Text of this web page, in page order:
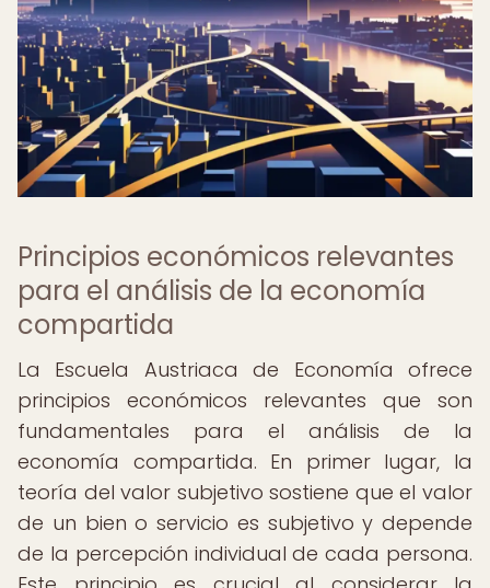
Principios económicos relevantes
para el análisis de la economía
compartida
La Escuela Austriaca de Economía ofrece
principios económicos relevantes que son
fundamentales para el análisis de la
economía compartida. En primer lugar, la
teoría del valor subjetivo sostiene que el valor
de un bien o servicio es subjetivo y depende
de la percepción individual de cada persona.